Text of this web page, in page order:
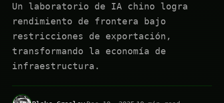
Un laboratorio de IA chino logra
rendimiento de frontera bajo
restricciones de exportación,
transformando la economía de
infraestructura.